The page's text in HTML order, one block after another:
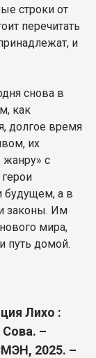
строки от
перечитать
и
снова в
как
долгое время
их
жанру» с
будущем, а в
законы. Им
мира,
путь домой.
Лихо :
–
2025. –